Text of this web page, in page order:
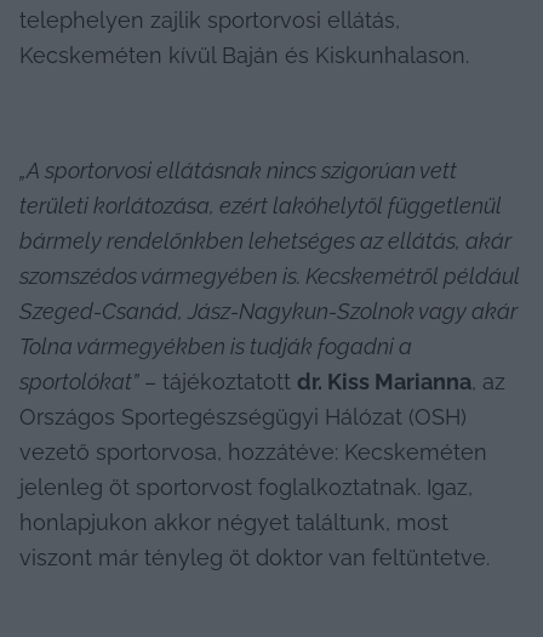
telephelyen zajlik sportorvosi ellátás,
Kecskeméten kívül Baján és Kiskunhalason.
„A sportorvosi ellátásnak nincs szigorúan vett
területi korlátozása, ezért lakóhelytől függetlenül
bármely rendelőnkben lehetséges az ellátás, akár
szomszédos vármegyében is. Kecskemétről például
Szeged-Csanád, Jász-Nagykun-Szolnok vagy akár
Tolna vármegyékben is tudják fogadni a
sportolókat” – tájékoztatott dr. Kiss Marianna, az
Országos Sportegészségügyi Hálózat (OSH)
vezető sportorvosa, hozzátéve: Kecskeméten
jelenleg öt sportorvost foglalkoztatnak. Igaz,
honlapjukon akkor négyet találtunk, most
viszont már tényleg öt doktor van feltüntetve.